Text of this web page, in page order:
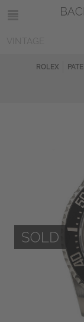
ROLEX